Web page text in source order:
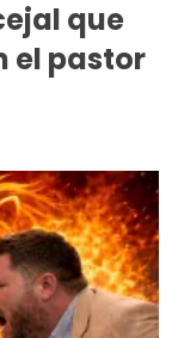
que
el pastor